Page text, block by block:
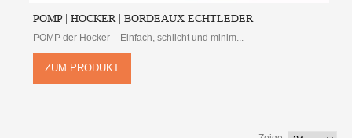
POMP | HOCKER | BORDEAUX ECHTLEDER
POMP der Hocker – Einfach, schlicht und minim...
ZUM PRODUKT